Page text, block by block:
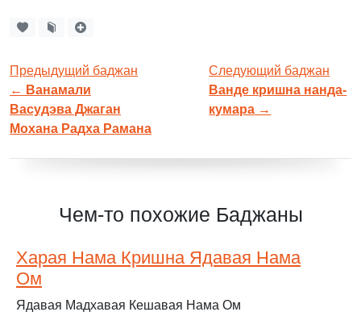
Предыдущий баджан
← Ванамали
Васудэва Джаган
Мохана Радха Рамана
Следующий баджан
Ванде кришна нанда-
кумара →
Чем-то похожие Баджаны
Харая Нама Кришна Ядавая Нама
Ом
Ядавая Мадхавая Кешавая Нама Ом